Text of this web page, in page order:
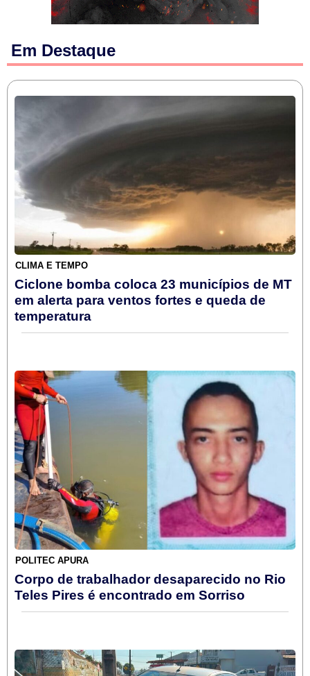
Em Destaque
CLIMA E TEMPO
Ciclone bomba coloca 23 municípios de MT
em alerta para ventos fortes e queda de
temperatura
POLITEC APURA
Corpo de trabalhador desaparecido no Rio
Teles Pires é encontrado em Sorriso